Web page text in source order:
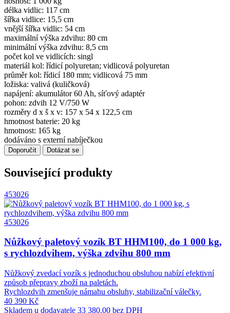
délka vidlic: 117 cm
šířka vidlice: 15,5 cm
vnější šířka vidlic: 54 cm
maximální výška zdvihu: 80 cm
minimální výška zdvihu: 8,5 cm
počet kol ve vidlicích: singl
materiál kol: řídicí polyuretan; vidlicová polyuretan
průměr kol: řídicí 180 mm; vidlicová 75 mm
ložiska: valivá (kuličková)
napájení: akumulátor 60 Ah, síťový adaptér
pohon: zdvih 12 V/750 W
rozměry d x š x v: 157 x 54 x 122,5 cm
hmotnost baterie: 20 kg
hmotnost: 165 kg
dodáváno s externí nabíječkou
Doporučit Dotázat se
Související produkty
453026
453026
Nůžkový paletový vozík BT HHM100, do 1 000 kg,
s rychlozdvihem, výška zdvihu 800 mm
Nůžkový zvedací vozík s jednoduchou obsluhou nabízí efektivní
způsob přepravy zboží na paletách.
Rychlozdvih zmenšuje námahu obsluhy, stabilizační válečky.
40 390 Kč
Skladem u dodavatele 33 380.00 bez DPH